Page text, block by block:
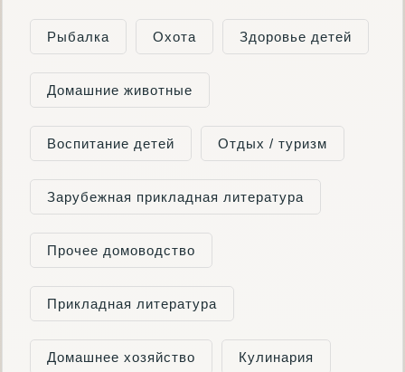
Рыбалка Охота Здоровье детей
Домашние животные
Воспитание детей Отдых / туризм
Зарубежная прикладная литература
Прочее домоводство
Прикладная литература
Домашнее хозяйство Кулинария